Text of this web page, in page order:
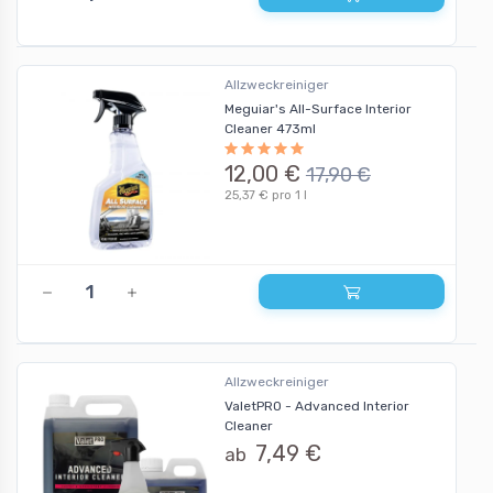
Allzweckreiniger
Meguiar's All-Surface Interior
Cleaner 473ml
12,00 € 17,90 €
25,37 € pro 1 l
Allzweckreiniger
ValetPRO - Advanced Interior
Cleaner
ab 7,49 €